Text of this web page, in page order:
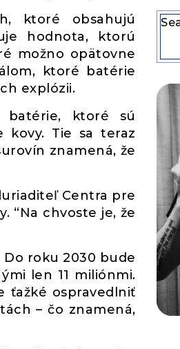
ktoré obsahujú
hodnota, ktorú
možno opätovne
ktoré batérie
explózii.
batérie, ktoré sú
kovy. Tie sa teraz
znamená, že
Centra pre
“Na chvoste je, že
roku 2030 bude
len 11 miliónmi.
ťažké ospravedlniť
– čo znamená,